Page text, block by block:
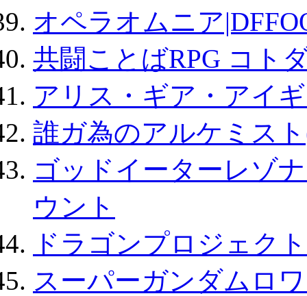
オペラオムニア
共闘ことばRPG コト
アリス・ギア・アイ
誰ガ為のアルケミス
ゴッドイーターレゾ
ウント
ドラゴンプロジェク
スーパーガンダムロ